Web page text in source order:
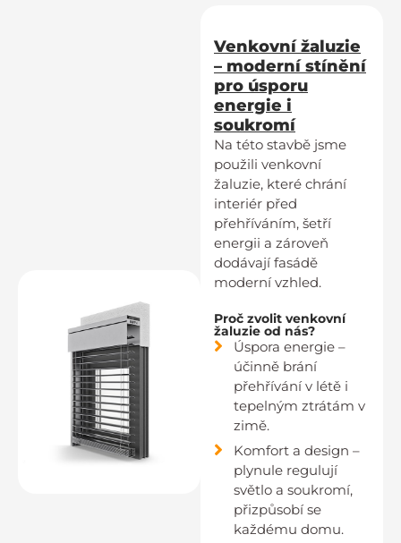
Venkovní žaluzie
– moderní stínění
pro úsporu
energie i
soukromí
Na této stavbě jsme
použili venkovní
žaluzie, které chrání
interiér před
přehříváním, šetří
energii a zároveň
dodávají fasádě
moderní vzhled.
Proč zvolit venkovní
žaluzie od nás?
Úspora energie –
účinně brání
přehřívání v létě i
tepelným ztrátám v
zimě.
Komfort a design –
plynule regulují
světlo a soukromí,
přizpůsobí se
každému domu.